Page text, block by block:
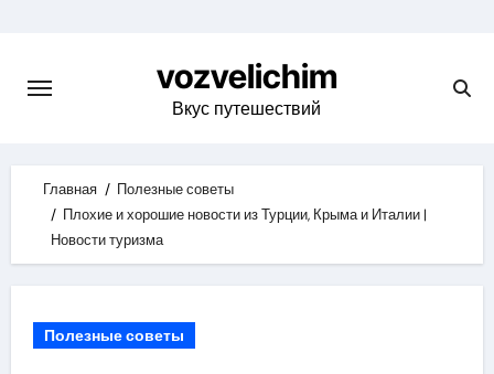
content
vozvelichim
Вкус путешествий
Главная
Полезные советы
Плохие и хорошие новости из Турции, Крыма и Италии |
Новости туризма
Полезные советы